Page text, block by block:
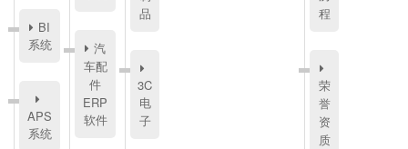
BI
系统
APS
系统
汽
车配
件
ERP
软件
品
3C
电
子
程
荣
誉
资
质